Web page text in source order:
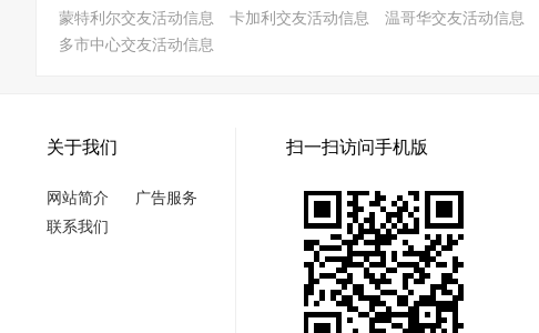
蒙特利尔交友活动信息 卡加利交友活动信息 温哥华交友活动信息
多市中心交友活动信息
关于我们
网站简介
广告服务
联系我们
扫一扫访问手机版